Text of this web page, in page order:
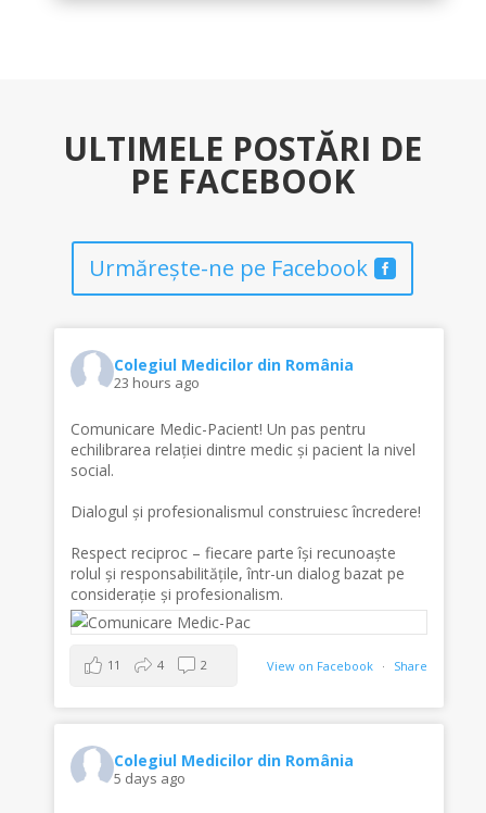
ULTIMELE POSTĂRI DE
PE FACEBOOK
Urmărește-ne pe Facebook
Colegiul Medicilor din România
23 hours ago
Comunicare Medic-Pacient! Un pas pentru
echilibrarea relației dintre medic și pacient la nivel
social.
Dialogul și profesionalismul construiesc încredere!
Respect reciproc – fiecare parte își recunoaște
rolul și responsabilitățile, într-un dialog bazat pe
considerație și profesionalism.
View on Facebook · Share
11 4 2
Colegiul Medicilor din România
5 days ago